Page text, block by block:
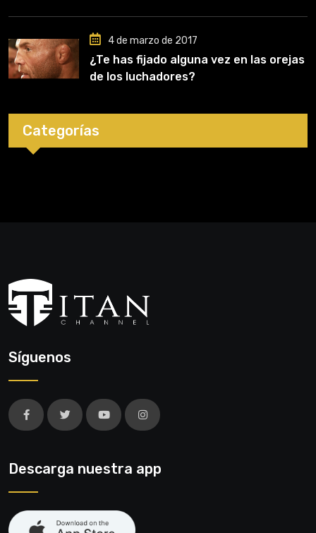
4 de marzo de 2017
¿Te has fijado alguna vez en las orejas
de los luchadores?
Categorías
Síguenos
Descarga nuestra app